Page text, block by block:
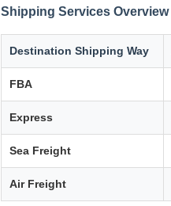
Shipping Services Overview
Destination Shipping Way
FBA
Express
Sea Freight
Air Freight